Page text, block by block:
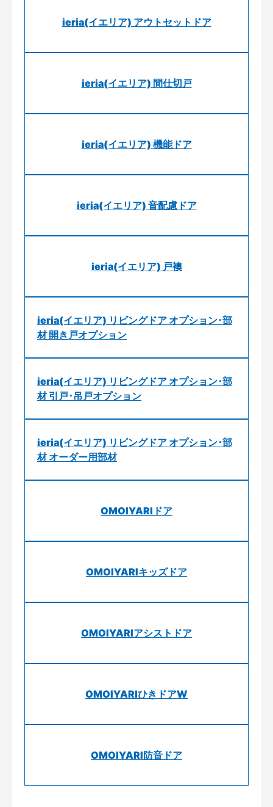
ieria(イエリア) アウトセットドア
ieria(イエリア) 間仕切戸
ieria(イエリア) 機能ドア
ieria(イエリア) 音配慮ドア
ieria(イエリア) 戸襖
ieria(イエリア) リビングドア オプション･部
材 開き戸オプション
ieria(イエリア) リビングドア オプション･部
材 引戸･吊戸オプション
ieria(イエリア) リビングドア オプション･部
材 オーダー用部材
OMOIYARIドア
OMOIYARIキッズドア
OMOIYARIアシストドア
OMOIYARIひきドアW
OMOIYARI防音ドア